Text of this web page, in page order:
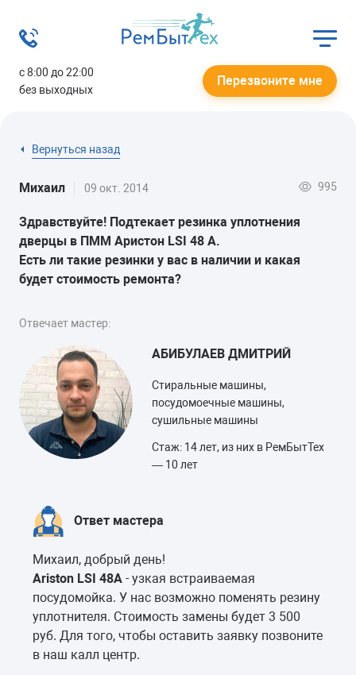
с 8:00 до 22:00
без выходных
Перезвоните мне
Вернуться назад
Михаил 09 окт. 2014 995
Здравствуйте! Подтекает резинка уплотнения
дверцы в ПММ Аристон LSI 48 A.
Есть ли такие резинки у вас в наличии и какая
будет стоимость ремонта?
Отвечает мастер:
АБИБУЛАЕВ ДМИТРИЙ
Стиральные машины,
посудомоечные машины,
сушильные машины
Стаж: 14 лет, из них в РемБытТех
— 10 лет
Ответ мастера
Михаил, добрый день!
Ariston LSI 48A - узкая встраиваемая
посудомойка. У нас возможно поменять резину
уплотнителя. Стоимость замены будет 3 500
руб. Для того, чтобы оставить заявку позвоните
в наш калл центр.